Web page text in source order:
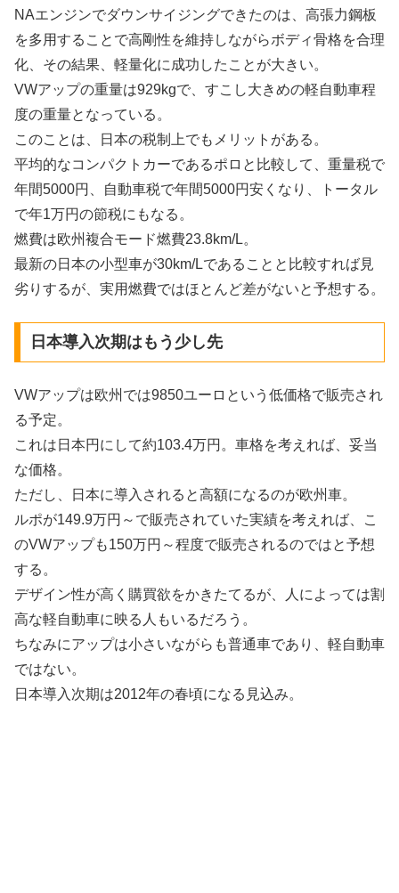
NAエンジンでダウンサイジングできたのは、高張力鋼板
を多用することで高剛性を維持しながらボディ骨格を合理
化、その結果、軽量化に成功したことが大きい。
VWアップの重量は929kgで、すこし大きめの軽自動車程
度の重量となっている。
このことは、日本の税制上でもメリットがある。
平均的なコンパクトカーであるポロと比較して、重量税で
年間5000円、自動車税で年間5000円安くなり、トータル
で年1万円の節税にもなる。
燃費は欧州複合モード燃費23.8km/L。
最新の日本の小型車が30km/Lであることと比較すれば見
劣りするが、実用燃費ではほとんど差がないと予想する。
日本導入次期はもう少し先
VWアップは欧州では9850ユーロという低価格で販売され
る予定。
これは日本円にして約103.4万円。車格を考えれば、妥当
な価格。
ただし、日本に導入されると高額になるのが欧州車。
ルポが149.9万円～で販売されていた実績を考えれば、こ
のVWアップも150万円～程度で販売されるのではと予想
する。
デザイン性が高く購買欲をかきたてるが、人によっては割
高な軽自動車に映る人もいるだろう。
ちなみにアップは小さいながらも普通車であり、軽自動車
ではない。
日本導入次期は2012年の春頃になる見込み。